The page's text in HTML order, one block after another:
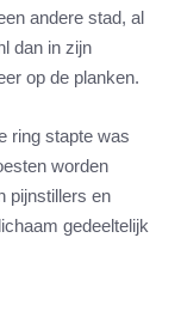
andere stad, al
dan in zijn
op de planken.
ring stapte was
worden
pijnstillers en
gedeeltelijk